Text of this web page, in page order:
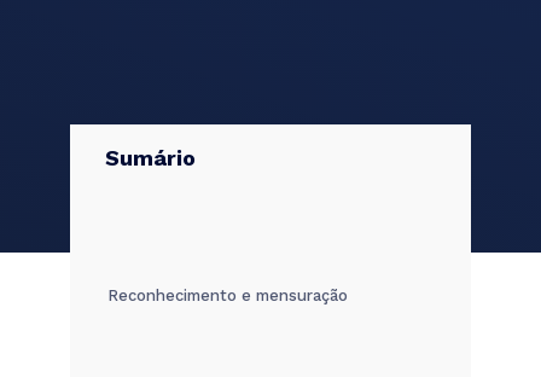
Sumário
Reconhecimento e mensuração